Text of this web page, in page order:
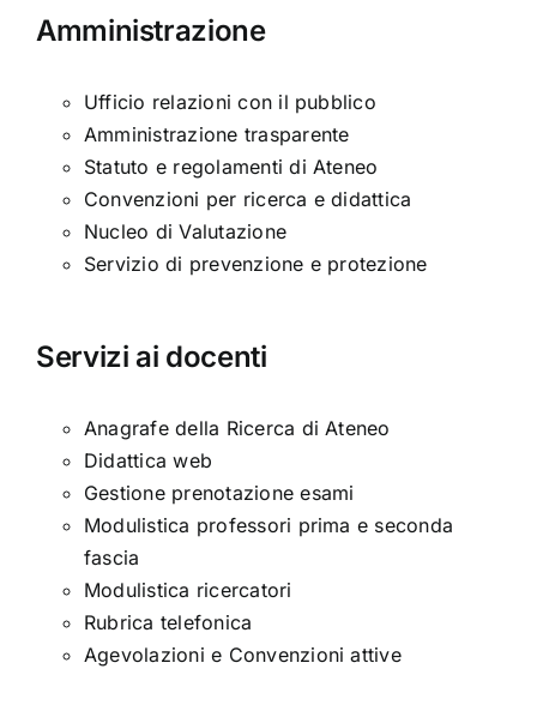
Amministrazione
Ufficio relazioni con il pubblico
Amministrazione trasparente
Statuto e regolamenti di Ateneo
Convenzioni per ricerca e didattica
Nucleo di Valutazione
Servizio di prevenzione e protezione
Servizi ai docenti
Anagrafe della Ricerca di Ateneo
Didattica web
Gestione prenotazione esami
Modulistica professori prima e seconda
fascia
Modulistica ricercatori
Rubrica telefonica
Agevolazioni e Convenzioni attive